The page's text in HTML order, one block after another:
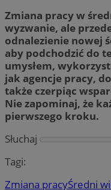
Zmiana pracy w
wyzwanie, ale
odnalezienie nowej
aby podchodzić do
umysłem,
jak agencje pracy,
także czerpiąc
Nie zapominaj, że
pierwszego kroku.
Słuchaj
Tagi:
Zmiana pracyŚredni